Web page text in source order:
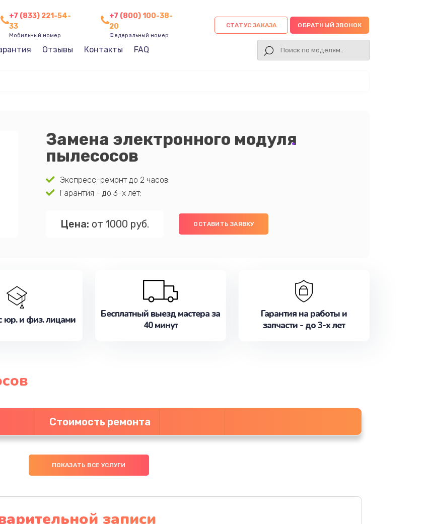
+7 (833) 221-54-
33
Мобильный номер
+7 (800) 100-38-
20
Федеральный номер
СТАТУС ЗАКАЗА ОБРАТНЫЙ ЗВОНОК
Отзывы Контакты FAQ
Замена электронного модуля
пылесосов
Экспресс-ремонт до 2 часов;
Гарантия - до 3-х лет;
Цена: от 1000 руб. ОСТАВИТЬ ЗАЯВКУ
юр. и физ. лицами
Бесплатный выезд мастера за
40 минут
Гарантия на работы и
запчасти - до 3-х лет
Стоимость ремонта
ПОКАЗАТЬ ВСЕ УСЛУГИ
записи